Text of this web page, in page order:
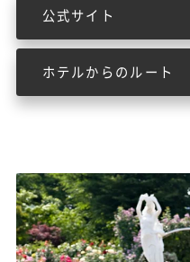
公式サイト
ホテルからのルート